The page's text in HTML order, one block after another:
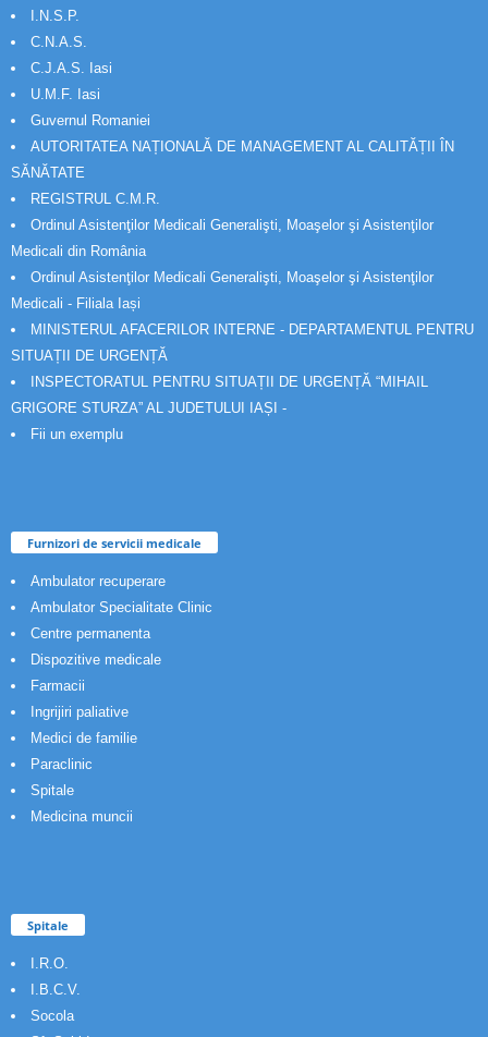
I.N.S.P.
C.N.A.S.
C.J.A.S. Iasi
U.M.F. Iasi
Guvernul Romaniei
AUTORITATEA NAȚIONALĂ DE MANAGEMENT AL CALITĂȚII ÎN
SĂNĂTATE
REGISTRUL C.M.R.
Ordinul Asistenţilor Medicali Generalişti, Moaşelor şi Asistenţilor
Medicali din România
Ordinul Asistenţilor Medicali Generalişti, Moaşelor şi Asistenţilor
Medicali - Filiala Iași
MINISTERUL AFACERILOR INTERNE - DEPARTAMENTUL PENTRU
SITUAȚII DE URGENȚĂ
INSPECTORATUL PENTRU SITUAȚII DE URGENȚĂ “MIHAIL
GRIGORE STURZA” AL JUDETULUI IAȘI -
Fii un exemplu
Furnizori de servicii medicale
Ambulator recuperare
Ambulator Specialitate Clinic
Centre permanenta
Dispozitive medicale
Farmacii
Ingrijiri paliative
Medici de familie
Paraclinic
Spitale
Medicina muncii
Spitale
I.R.O.
I.B.C.V.
Socola